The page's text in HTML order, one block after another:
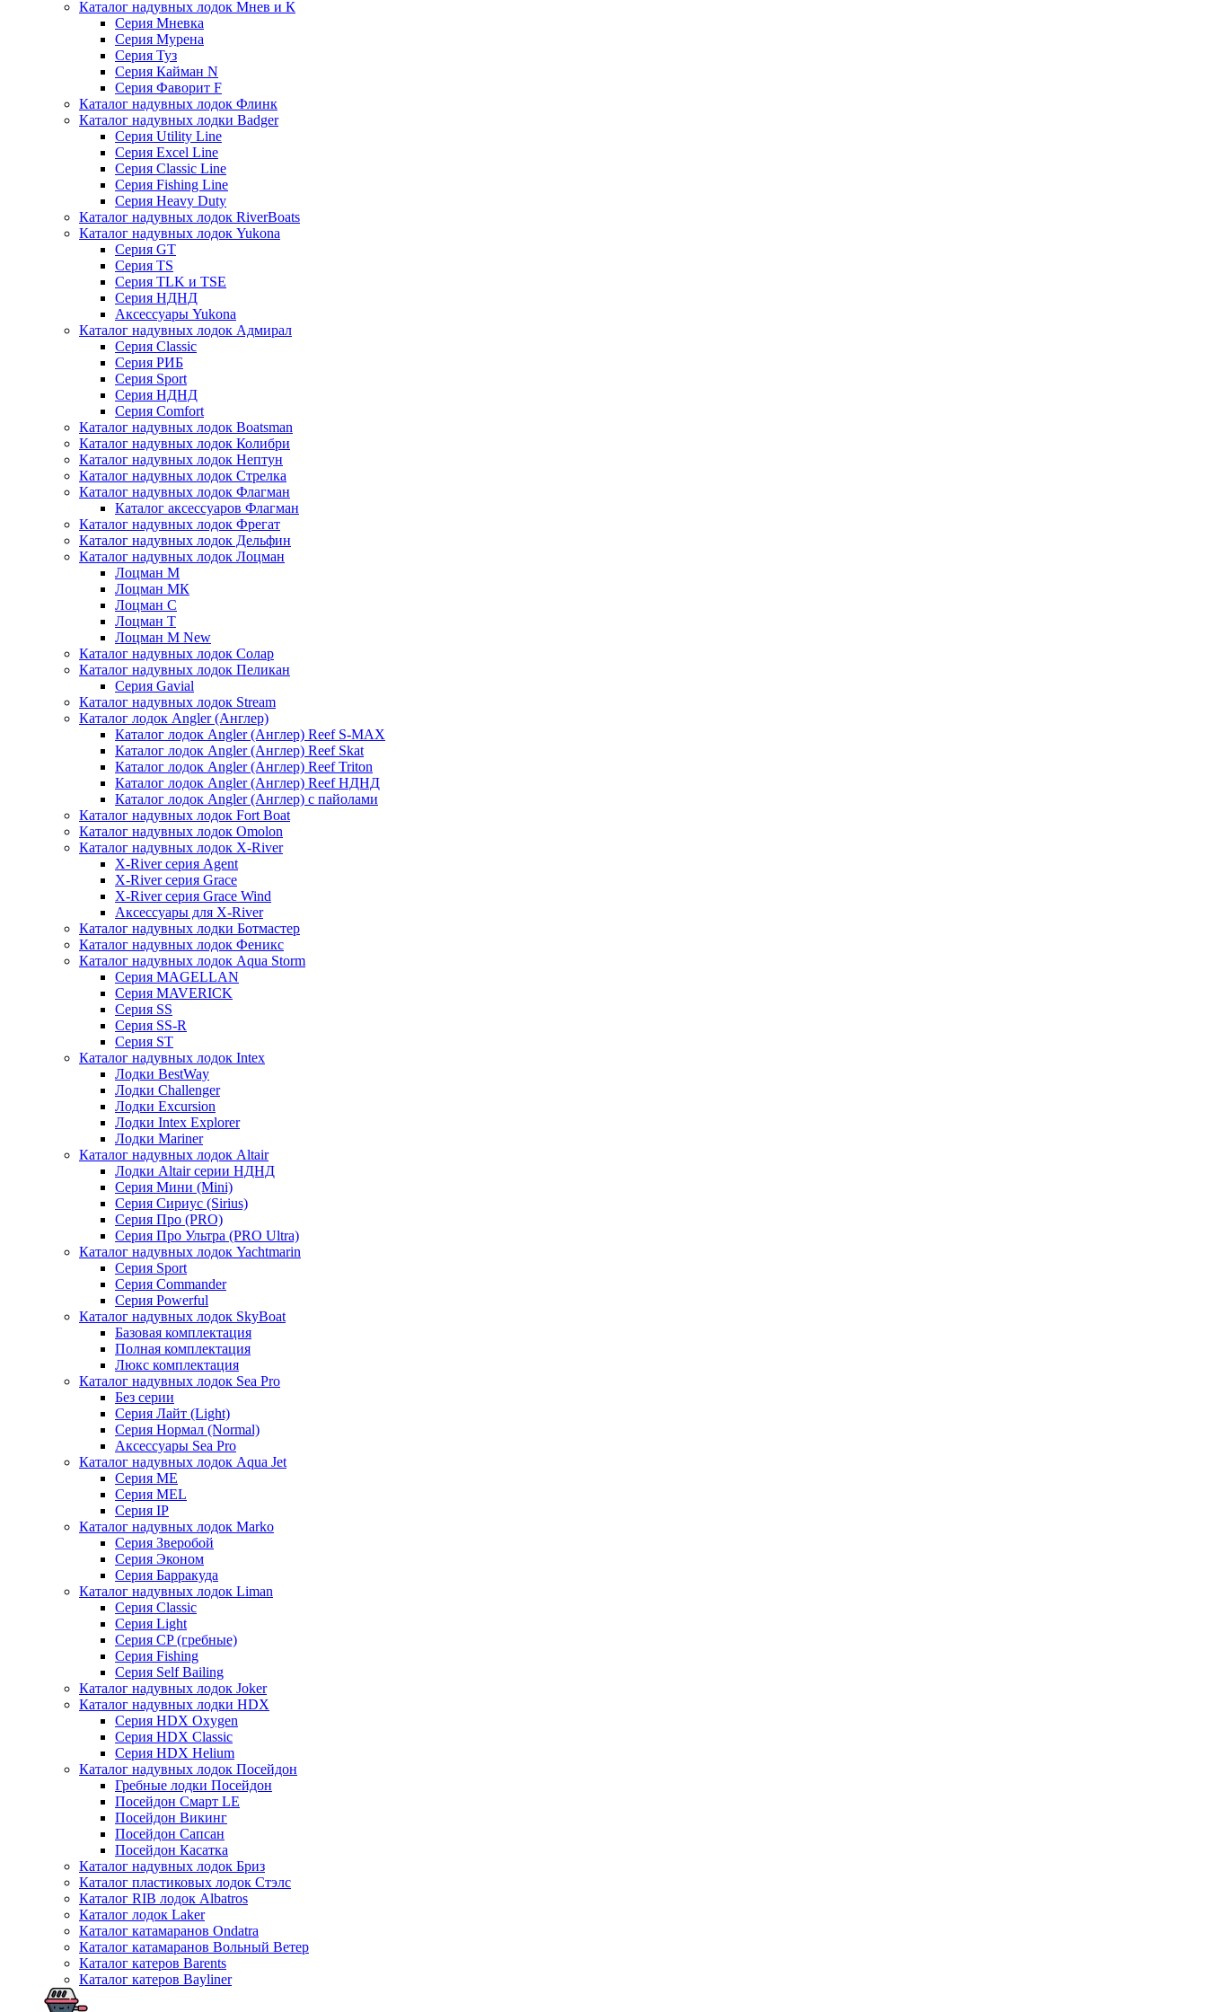
Каталог надувных лодок Мнев и К
Серия Мневка
Серия Мурена
Серия Туз
Серия Кайман N
Серия Фаворит F
Каталог надувных лодок Флинк
Каталог надувных лодки Badger
Серия Utility Line
Серия Excel Line
Серия Classic Line
Серия Fishing Line
Серия Heavy Duty
Каталог надувных лодок RiverBoats
Каталог надувных лодок Yukona
Серия GT
Серия TS
Серия TLK и TSE
Серия НДНД
Аксессуары Yukona
Каталог надувных лодок Адмирал
Серия Classic
Серия РИБ
Серия Sport
Серия НДНД
Серия Comfort
Каталог надувных лодок Boatsman
Каталог надувных лодок Колибри
Каталог надувных лодок Нептун
Каталог надувных лодок Стрелка
Каталог надувных лодок Флагман
Каталог аксессуаров Флагман
Каталог надувных лодок Фрегат
Каталог надувных лодок Дельфин
Каталог надувных лодок Лоцман
Лоцман М
Лоцман МК
Лоцман С
Лоцман Т
Лоцман М New
Каталог надувных лодок Солар
Каталог надувных лодок Пеликан
Серия Gavial
Каталог надувных лодок Stream
Каталог лодок Angler (Англер)
Каталог лодок Angler (Англер) Reef S-MAX
Каталог лодок Angler (Англер) Reef Skat
Каталог лодок Angler (Англер) Reef Triton
Каталог лодок Angler (Англер) Reef НДНД
Каталог лодок Angler (Англер) с пайолами
Каталог надувных лодок Fort Boat
Каталог надувных лодок Omolon
Каталог надувных лодок X-River
X-River серия Agent
X-River серия Grace
X-River серия Grace Wind
Аксессуары для X-River
Каталог надувных лодки Ботмастер
Каталог надувных лодок Феникc
Каталог надувных лодок Aqua Storm
Серия MAGELLAN
Серия MAVERICK
Серия SS
Серия SS-R
Серия ST
Каталог надувных лодок Intex
Лодки BestWay
Лодки Challenger
Лодки Excursion
Лодки Intex Explorer
Лодки Mariner
Каталог надувных лодок Altair
Лодки Altair серии НДНД
Серия Мини (Mini)
Серия Сириус (Sirius)
Серия Про (PRO)
Серия Про Ультра (PRO Ultra)
Каталог надувных лодок Yachtmarin
Серия Sport
Серия Commander
Серия Powerful
Каталог надувных лодок SkyBoat
Базовая комплектация
Полная комплектация
Люкс комплектация
Каталог надувных лодок Sea Pro
Без серии
Серия Лайт (Light)
Серия Нормал (Normal)
Аксессуары Sea Pro
Каталог надувных лодок Aqua Jet
Серия ME
Серия MEL
Серия IP
Каталог надувных лодок Marko
Серия Зверобой
Серия Эконом
Серия Барракуда
Каталог надувных лодок Liman
Серия Classic
Серия Light
Серия CP (гребные)
Серия Fishing
Серия Self Bailing
Каталог надувных лодок Joker
Каталог надувных лодки HDX
Серия HDX Oxygen
Серия HDX Classic
Серия HDX Helium
Каталог надувных лодок Посейдон
Гребные лодки Посейдон
Посейдон Смарт LE
Посейдон Викинг
Посейдон Сапсан
Посейдон Касатка
Каталог надувных лодок Бриз
Каталог пластиковых лодок Стэлс
Каталог RIB лодок Albatros
Каталог лодок Laker
Каталог катамаранов Ondatra
Каталог катамаранов Вольный Ветер
Каталог катеров Barents
Каталог катеров Bayliner